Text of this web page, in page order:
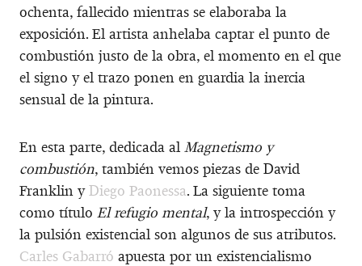
ochenta, fallecido mientras se elaboraba la
exposición. El artista anhelaba captar el punto de
combustión justo de la obra, el momento en el que
el signo y el trazo ponen en guardia la inercia
sensual de la pintura.
En esta parte, dedicada al Magnetismo y
combustión, también vemos piezas de David
Franklin yDiego Paonessa. La siguiente toma
como título El refugio mental, y la introspección y
la pulsión existencial son algunos de sus atributos.
Carles Gabarró apuesta por un existencialismo